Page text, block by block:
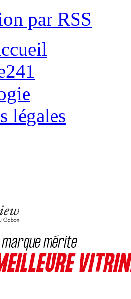
par RSS
légales